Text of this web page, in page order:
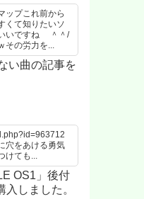
ップこれ前から
くて知りたいソ
いいですね ＾＾/
の労力を...
い曲の記事を
穴をあける勇気
ても...
OS1」後付
しました。